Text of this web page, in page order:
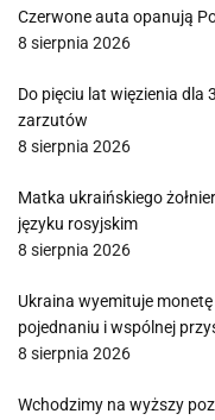
Czerwone auta opanują
8 sierpnia 2026
Do pięciu lat więzienia dla
zarzutów
8 sierpnia 2026
Matka ukraińskiego
języku rosyjskim
8 sierpnia 2026
Ukraina wyemituje
pojednaniu i wspólnej
8 sierpnia 2026
Wchodzimy na wyższy